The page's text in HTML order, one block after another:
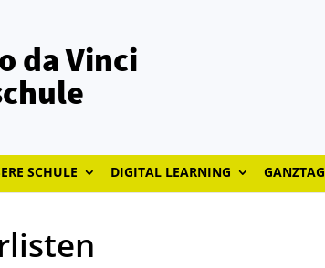
da Vinci
SCHULE DIGITAL LEARNING GANZTAG